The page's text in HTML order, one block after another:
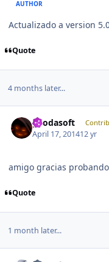
AUTHOR
Actualizado a version
Quote
4 months later...
geodasoft
April 17, 201412 yr
amigo gracias probando
Quote
1 month later...